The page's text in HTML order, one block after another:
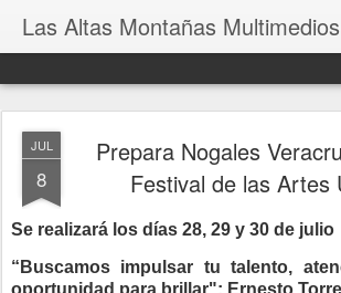
Las Altas Montañas Multimedios
JUL
8
Prepara Nogales
Festival de las Artes
Se realizará los días 28, 29 y 30 de julio
“Buscamos impulsar tu talento,
oportunidad para brillar": Ernesto